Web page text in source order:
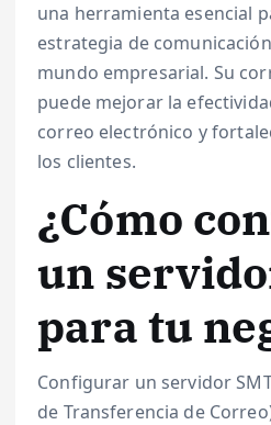
una herramienta esencial
estrategia de
mundo empresarial. Su
puede mejorar la
correo electrónico y
los clientes.
¿Cómo
un
para tu
Configurar un servidor
de Transferencia de